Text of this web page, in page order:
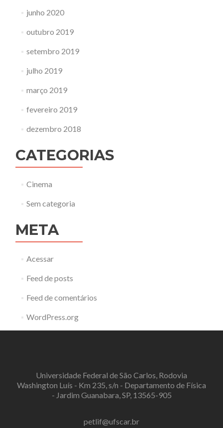
junho 2020
outubro 2019
setembro 2019
julho 2019
março 2019
fevereiro 2019
dezembro 2018
CATEGORIAS
Cinema
Sem categoria
META
Acessar
Feed de posts
Feed de comentários
WordPress.org
Universidade Federal de São Carlos, Rodovia
Washington Luís - Km 235, s/n - Departamento de Física
- Jardim Guanabara, SP, 13565-905
petlif@ufscar.br